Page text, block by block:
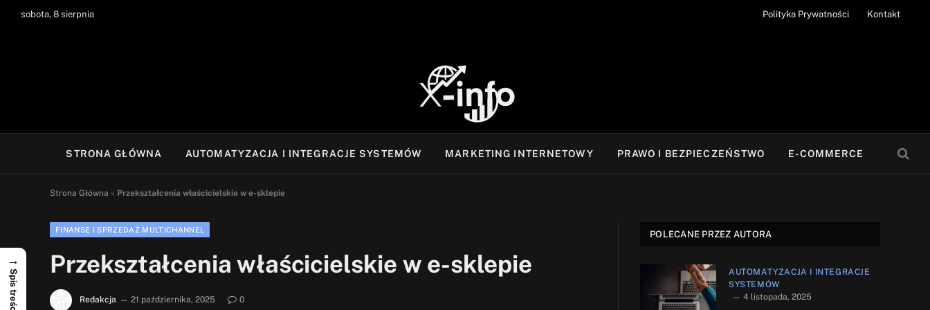
sobota, 8 sierpnia Polityka Prywatności Kontakt
STRONA GŁÓWNA AUTOMATYZACJA I INTEGRACJE SYSTEMÓW MARKETING INTERNETOWY PRAWO I BEZPIECZEŃSTWO E-COMMERCE
Strona Główna » Przekształcenia właścicielskie w e-sklepie
FINANSE I SPRZEDAŻ MULTICHANNEL
Przekształcenia właścicielskie w e-sklepie
Redakcja 21 października, 2025 0
POLECANE PRZEZ AUTORA
AUTOMATYZACJA I INTEGRACJE
SYSTEMÓW
4 listopada, 2025
→
Spis treści